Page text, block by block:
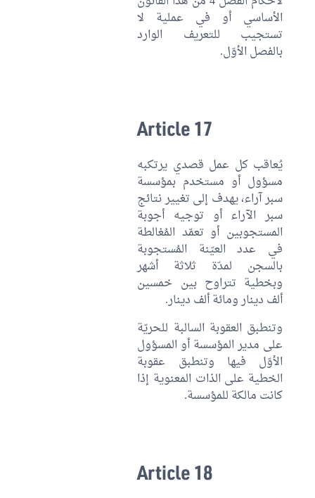
الأساسي أو في عملية لا
تستجيب للتعريف الوارد
بالفصل الأوّل.
Article 17
يُعاقب كل عمل قصدي يرتكبه
مسؤول أو مستخدم بمؤسسة
سبر آراء، يهدف إلى تغيير نتائج
سبر الآراء أو توجيه أجوبة
المستجوبين أو تعمّد المُغالطة
في عدد العيّنة المُستجوبة
بالسجن لمدّة ثلاثة أشهر
وبخطية تتراوح بين خمسين
ألف دينار ومائة ألف دينار.
وتنطبق العقوبة السالبة للحريّة
على مدير المؤسسة أو المسؤول
الأوّل فيها وتنطبق عقوبة
الخطية على الذات المعنوية إذا
كانت مالكة للمؤسسة.
Article 18